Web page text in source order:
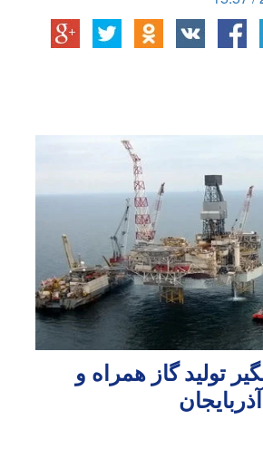
تولید گاز همراه و